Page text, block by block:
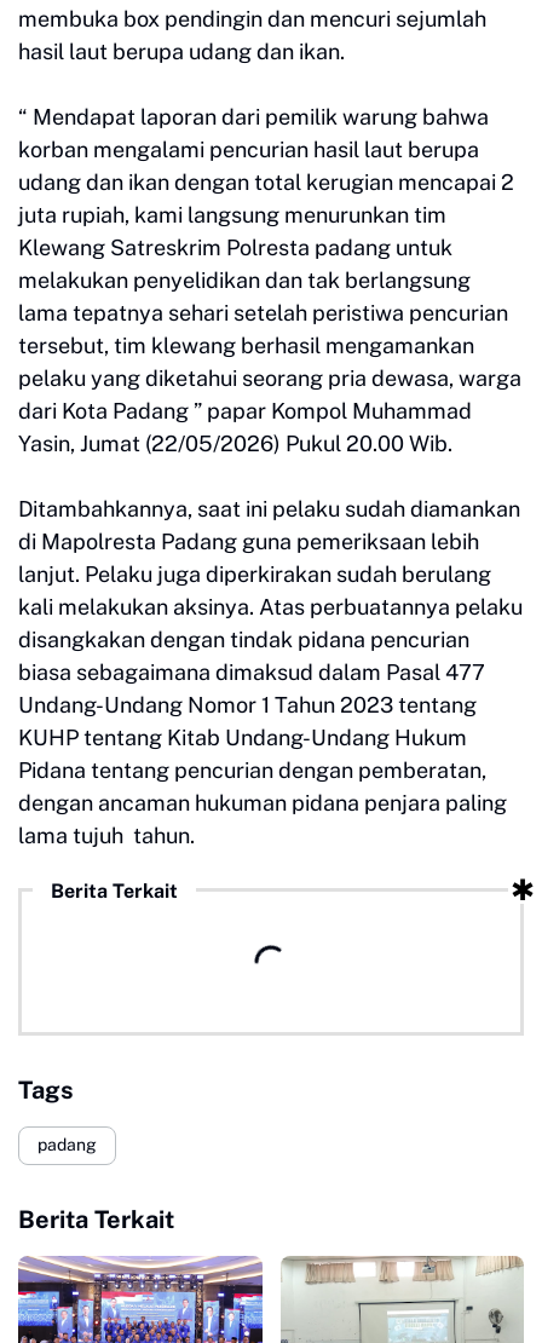
membuka box pendingin dan mencuri sejumlah
hasil laut berupa udang dan ikan.
“ Mendapat laporan dari pemilik warung bahwa
korban mengalami pencurian hasil laut berupa
udang dan ikan dengan total kerugian mencapai 2
juta rupiah, kami langsung menurunkan tim
Klewang Satreskrim Polresta padang untuk
melakukan penyelidikan dan tak berlangsung
lama tepatnya sehari setelah peristiwa pencurian
tersebut, tim klewang berhasil mengamankan
pelaku yang diketahui seorang pria dewasa, warga
dari Kota Padang ” papar Kompol Muhammad
Yasin, Jumat (22/05/2026) Pukul 20.00 Wib.
Ditambahkannya, saat ini pelaku sudah diamankan
di Mapolresta Padang guna pemeriksaan lebih
lanjut. Pelaku juga diperkirakan sudah berulang
kali melakukan aksinya. Atas perbuatannya pelaku
disangkakan dengan tindak pidana pencurian
biasa sebagaimana dimaksud dalam Pasal 477
Undang-Undang Nomor 1 Tahun 2023 tentang
KUHP tentang Kitab Undang-Undang Hukum
Pidana tentang pencurian dengan pemberatan,
dengan ancaman hukuman pidana penjara paling
lama tujuh tahun.
Berita Terkait
Tags
padang
Berita Terkait